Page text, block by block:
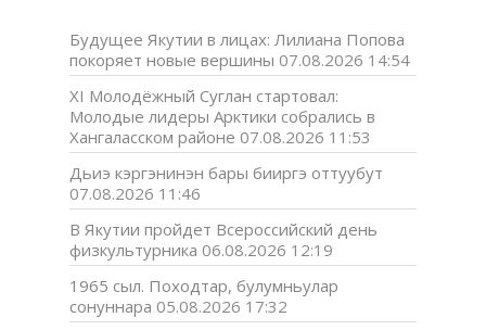
Будущее Якутии в лицах: Лилиана Попова
покоряет новые вершины 07.08.2026 14:54
XI Молодёжный Суглан стартовал:
Молодые лидеры Арктики собрались в
Хангаласском районе 07.08.2026 11:53
Дьиэ кэргэнинэн бары бииргэ оттуубут
07.08.2026 11:46
В Якутии пройдет Всероссийский день
физкультурника 06.08.2026 12:19
1965 сыл. Походтар, булумньулар
сонуннара 05.08.2026 17:32